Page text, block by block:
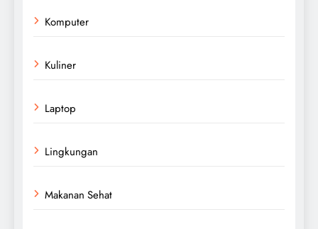
Komputer
Kuliner
Laptop
Lingkungan
Makanan Sehat